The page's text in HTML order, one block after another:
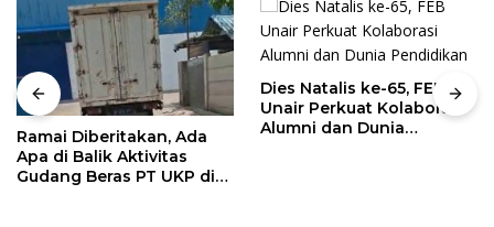
Ramai Diberitakan, Ada
Apa di Balik Aktivitas
Gudang Beras PT UKP di
Dies Natalis ke-65, FEB
Unair Perkuat Kolaborasi
Alumni dan Dunia